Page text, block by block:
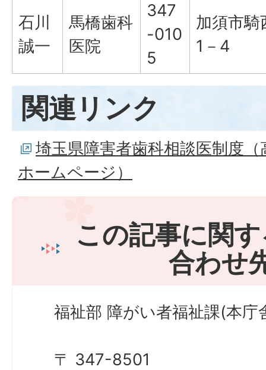
石川
誠一
馬橋歯科
医院
347
-010
5
加須市騎
1－4
関連リンク
埼玉県障害者歯科相談医制度
ホームページ）
この記事に関
合わせ
福祉部 障がい者福祉課(本庁
〒 347-8501